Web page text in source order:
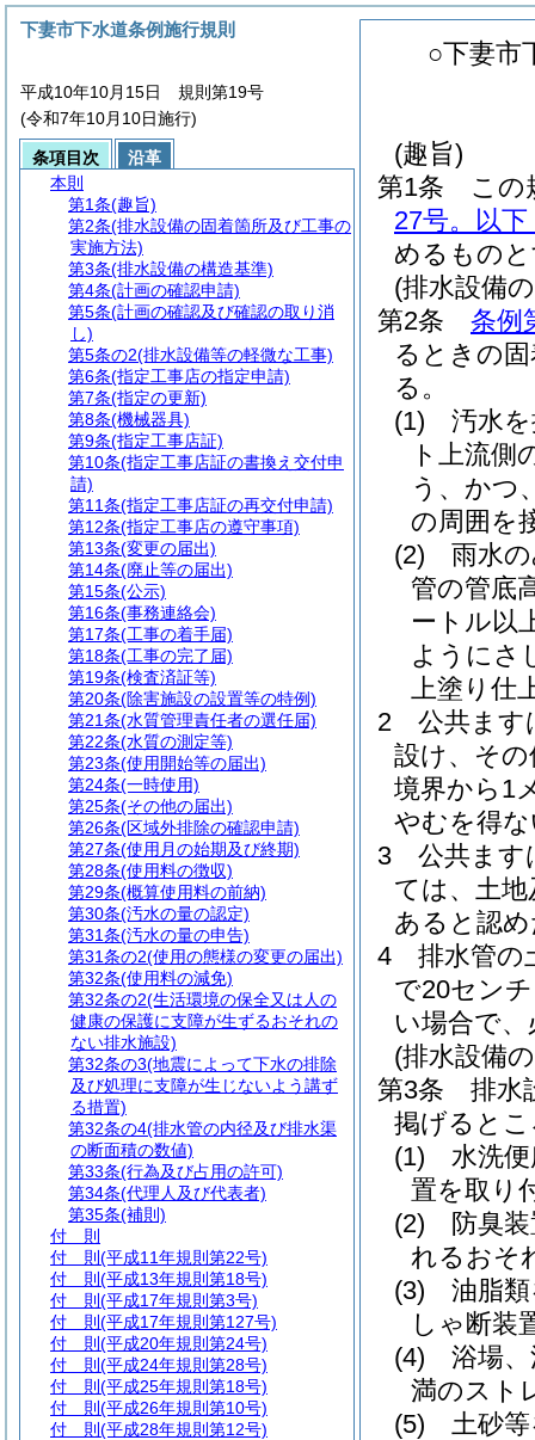
○下妻市
(趣旨)
第1条
この
27号。以
めるもの
(排水設備
第2条
条例
るときの
る。
(1)
汚水
ト上流側
う、かつ
の周囲を
(2)
雨水
管の管底
ートル以
ようにさ
上塗り仕
2
公共ます
設け、そ
境界から1
やむを得
3
公共ます
ては、土
あると認
4
排水管の
で20セン
い場合で
(排水設備
第3条
排水
掲げると
(1)
水洗
置を取り
(2)
防臭
れるおそ
(3)
油脂
しゃ断装
(4)
浴場
満のスト
(5)
土砂
下妻市下水道条例施行規則
平成10年10月15日 規則第19号
(令和7年10月10日施行)
条項目次
沿革
本則
第1条(趣旨)
第2条(排水設備の固着箇所及び工事の
実施方法)
第3条(排水設備の構造基準)
第4条(計画の確認申請)
第5条(計画の確認及び確認の取り消
し)
第5条の2(排水設備等の軽微な工事)
第6条(指定工事店の指定申請)
第7条(指定の更新)
第8条(機械器具)
第9条(指定工事店証)
第10条(指定工事店証の書換え交付申
請)
第11条(指定工事店証の再交付申請)
第12条(指定工事店の遵守事項)
第13条(変更の届出)
第14条(廃止等の届出)
第15条(公示)
第16条(事務連絡会)
第17条(工事の着手届)
第18条(工事の完了届)
第19条(検査済証等)
第20条(除害施設の設置等の特例)
第21条(水質管理責任者の選任届)
第22条(水質の測定等)
第23条(使用開始等の届出)
第24条(一時使用)
第25条(その他の届出)
第26条(区域外排除の確認申請)
第27条(使用月の始期及び終期)
第28条(使用料の徴収)
第29条(概算使用料の前納)
第30条(汚水の量の認定)
第31条(汚水の量の申告)
第31条の2(使用の態様の変更の届出)
第32条(使用料の減免)
第32条の2(生活環境の保全又は人の
健康の保護に支障が生ずるおそれの
ない排水施設)
第32条の3(地震によって下水の排除
及び処理に支障が生じないよう講ず
る措置)
第32条の4(排水管の内径及び排水渠
の断面積の数値)
第33条(行為及び占用の許可)
第34条(代理人及び代表者)
第35条(補則)
付 則
付 則 (平成11年規則第22号)
付 則 (平成13年規則第18号)
付 則 (平成17年規則第3号)
付 則 (平成17年規則第127号)
付 則 (平成20年規則第24号)
付 則 (平成24年規則第28号)
付 則 (平成25年規則第18号)
付 則 (平成26年規則第10号)
付 則 (平成28年規則第12号)